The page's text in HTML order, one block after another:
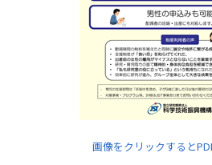
画像をクリックすると